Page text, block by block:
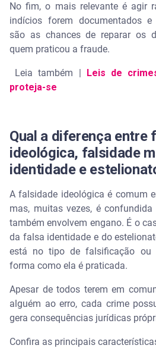
No fim, o mais relevante é agir
indícios forem documentados e
são as chances de reparar os
quem praticou a fraude.
Leia também |
Leis de
proteja-se
Qual a diferença entre
ideológica, falsidade
identidade e
A falsidade ideológica é comum
mas, muitas vezes, é
também envolvem engano. É o
da falsa identidade e do
está no tipo de falsificação ou
forma como ela é praticada.
Apesar de todos terem em
alguém ao erro, cada crime
gera consequências jurídicas
Confira as principais